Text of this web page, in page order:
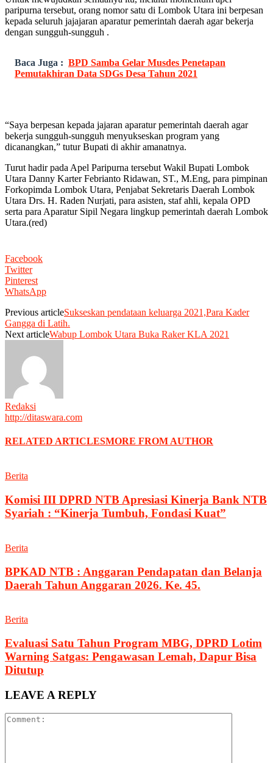
paripurna tersebut, orang nomor satu di Lombok Utara ini berpesan
kepada seluruh jajajaran aparatur pemerintah daerah agar bekerja
dengan sungguh-sungguh .
Baca Juga : BPD Samba Gelar Musdes Penetapan
Pemutakhiran Data SDGs Desa Tahun 2021
“Saya berpesan kepada jajaran aparatur pemerintah daerah agar
bekerja sungguh-sungguh menyukseskan program yang
dicanangkan,” tutur Bupati di akhir amanatnya.
Turut hadir pada Apel Paripurna tersebut Wakil Bupati Lombok
Utara Danny Karter Febrianto Ridawan, ST., M.Eng, para pimpinan
Forkopimda Lombok Utara, Penjabat Sekretaris Daerah Lombok
Utara Drs. H. Raden Nurjati, para asisten, staf ahli, kepala OPD
serta para Aparatur Sipil Negara lingkup pemerintah daerah Lombok
Utara.(red)
Facebook
Twitter
Pinterest
WhatsApp
Previous articleSukseskan pendataan keluarga 2021,Para Kader
Gangga di Latih.
Next articleWabup Lombok Utara Buka Raker KLA 2021
Redaksi
http://ditaswara.com
RELATED ARTICLESMORE FROM AUTHOR
Berita
Komisi III DPRD NTB Apresiasi Kinerja Bank NTB
Syariah : “Kinerja Tumbuh, Fondasi Kuat”
Berita
BPKAD NTB : Anggaran Pendapatan dan Belanja
Daerah Tahun Anggaran 2026. Ke. 45.
Berita
Evaluasi Satu Tahun Program MBG, DPRD Lotim
Warning Satgas: Pengawasan Lemah, Dapur Bisa
Ditutup
LEAVE A REPLY